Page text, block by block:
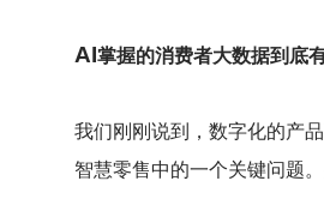
AI掌握的消费者大数据到底
我们刚刚说到，数字化的产
智慧零售中的一个关键问题